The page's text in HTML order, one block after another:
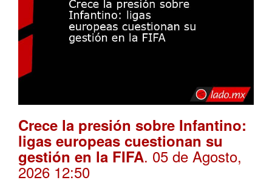
Crece la presión sobre Infantino:
ligas europeas cuestionan su
gestión en la FIFA. 05 de Agosto,
2026 12:50